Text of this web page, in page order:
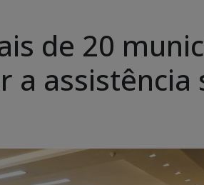
de 20
assistência